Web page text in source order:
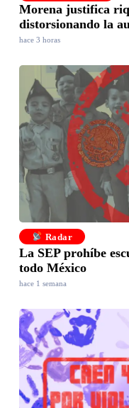
Morena justifica
distorsionando la
hace 3 horas
Radar
La SEP prohíbe
todo México
hace 1 semana